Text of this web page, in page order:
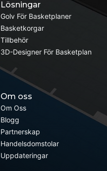
Lösningar
Golv För Basketplaner
Basketkorgar
Tillbehör
3D-Designer För Basketplan
Om oss
Om Oss
Blogg
Partnerskap
Handelsdomstolar
Uppdateringar